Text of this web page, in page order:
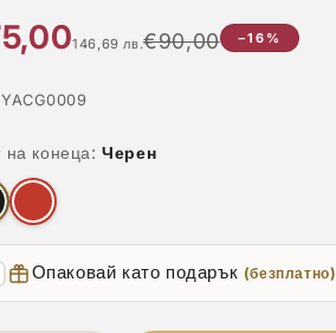
146,69 лв.€90,00 −16%
YACG0009
на конеца:Черен
Опаковай като подарък (безплатно)